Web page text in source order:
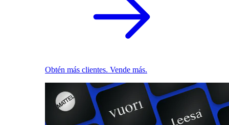
Obtén más clientes. Vende más.